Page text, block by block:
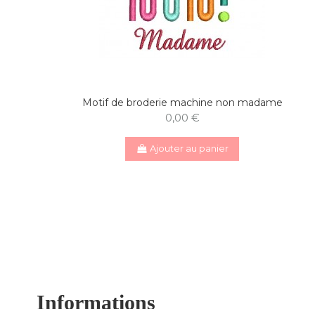
Motif de broderie machine non madame
0,00 €
Ajouter au panier
Informations